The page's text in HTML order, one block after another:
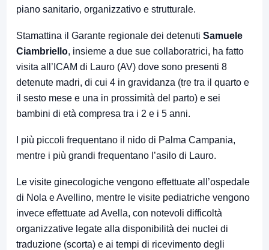
piano sanitario, organizzativo e strutturale.
Stamattina il Garante regionale dei detenuti Samuele
Ciambriello, insieme a due sue collaboratrici, ha fatto
visita all’ICAM di Lauro (AV) dove sono presenti 8
detenute madri, di cui 4 in gravidanza (tre tra il quarto e
il sesto mese e una in prossimità del parto) e sei
bambini di età compresa tra i 2 e i 5 anni.
I più piccoli frequentano il nido di Palma Campania,
mentre i più grandi frequentano l’asilo di Lauro.
Le visite ginecologiche vengono effettuate all’ospedale
di Nola e Avellino, mentre le visite pediatriche vengono
invece effettuate ad Avella, con notevoli difficoltà
organizzative legate alla disponibilità dei nuclei di
traduzione (scorta) e ai tempi di ricevimento degli